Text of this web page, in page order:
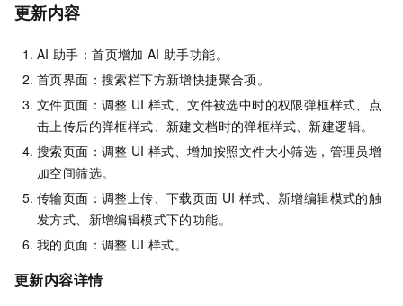
更新内容
AI 助手：首页增加 AI 助手功能。
首页界面：搜索栏下方新增快捷聚合项。
文件页面：调整 UI 样式、文件被选中时的权限弹框样式、点
击上传后的弹框样式、新建文档时的弹框样式、新建逻辑。
搜索页面：调整 UI 样式、增加按照文件大小筛选，管理员增
加空间筛选。
传输页面：调整上传、下载页面 UI 样式、新增编辑模式的触
发方式、新增编辑模式下的功能。
我的页面：调整 UI 样式。
更新内容详情